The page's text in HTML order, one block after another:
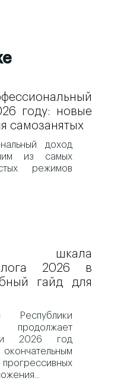
году: новые
самозанятых
доход
из самых
режимов
шкала
2026 в
гайд для
Республики
и 2026 год